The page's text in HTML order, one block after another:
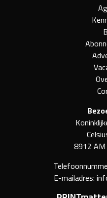
8912
E-mailadres: